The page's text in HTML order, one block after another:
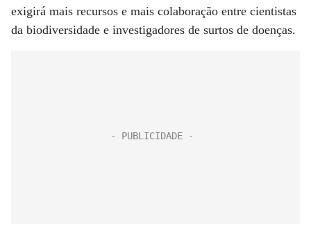
exigirá mais recursos e mais colaboração entre cientistas
da biodiversidade e investigadores de surtos de doenças.